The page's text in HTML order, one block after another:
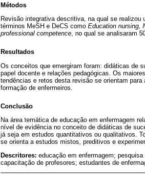
Métodos
Revisão integrativa descritiva, na qual se
términos MeSH e DeCS como Education nursing,
professional competence, no qual se analisaram
Resultados
Os conceitos que emergiram foram: didáticas de
papel docente e relações pedagógicas. Os
tendências e retos desta revisão se orientam
formação de enfermeiros.
Conclusão
Na área temática de educação em enfermagem
nível de evidência no conceito de didáticas de
já seja em estudos quantitativos ou qualitativos.
se orienta a estudos mistos, preditivos e
Descritores: educação em enfermagem;
capacitação de profesores; estudantes de